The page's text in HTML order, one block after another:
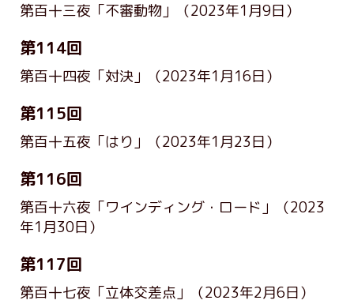
第百十三夜「不審動物」 （2023年1月9日）
第114回
第百十四夜「対決」 （2023年1月16日）
第115回
第百十五夜「はり」 （2023年1月23日）
第116回
第百十六夜「ワインディング・ロード」
（2023
年1月30日）
第117回
第百十七夜「立体交差点」 （2023年2月6日）